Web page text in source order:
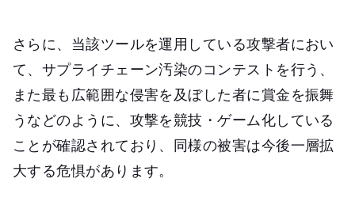
さらに、当該ツールを運用している攻撃者におい
て、サプライチェーン汚染のコンテストを行う、
また最も広範囲な侵害を及ぼした者に賞金を振舞
うなどのように、攻撃を競技・ゲーム化している
ことが確認されており、同様の被害は今後一層拡
大する危惧があります。